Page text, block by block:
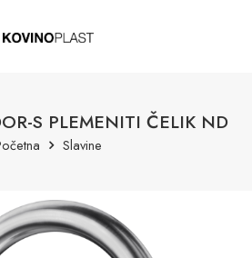
S PLEMENITI ČELIK ND
Slavine